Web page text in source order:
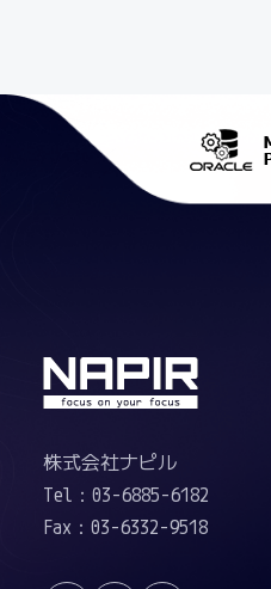
株式会社ナピル
Tel：03-6885-6182
Fax：03-6332-9518